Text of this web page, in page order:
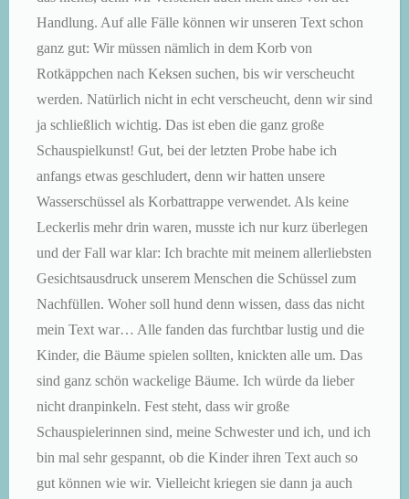
Handlung. Auf alle Fälle können wir unseren Text schon
ganz gut: Wir müssen nämlich in dem Korb von
Rotkäppchen nach Keksen suchen, bis wir verscheucht
werden. Natürlich nicht in echt verscheucht, denn wir sind
ja schließlich wichtig. Das ist eben die ganz große
Schauspielkunst! Gut, bei der letzten Probe habe ich
anfangs etwas geschludert, denn wir hatten unsere
Wasserschüssel als Korbattrappe verwendet. Als keine
Leckerlis mehr drin waren, musste ich nur kurz überlegen
und der Fall war klar: Ich brachte mit meinem allerliebsten
Gesichtsausdruck unserem Menschen die Schüssel zum
Nachfüllen. Woher soll hund denn wissen, dass das nicht
mein Text war… Alle fanden das furchtbar lustig und die
Kinder, die Bäume spielen sollten, knickten alle um. Das
sind ganz schön wackelige Bäume. Ich würde da lieber
nicht dranpinkeln. Fest steht, dass wir große
Schauspielerinnen sind, meine Schwester und ich, und ich
bin mal sehr gespannt, ob die Kinder ihren Text auch so
gut können wie wir. Vielleicht kriegen sie dann ja auch